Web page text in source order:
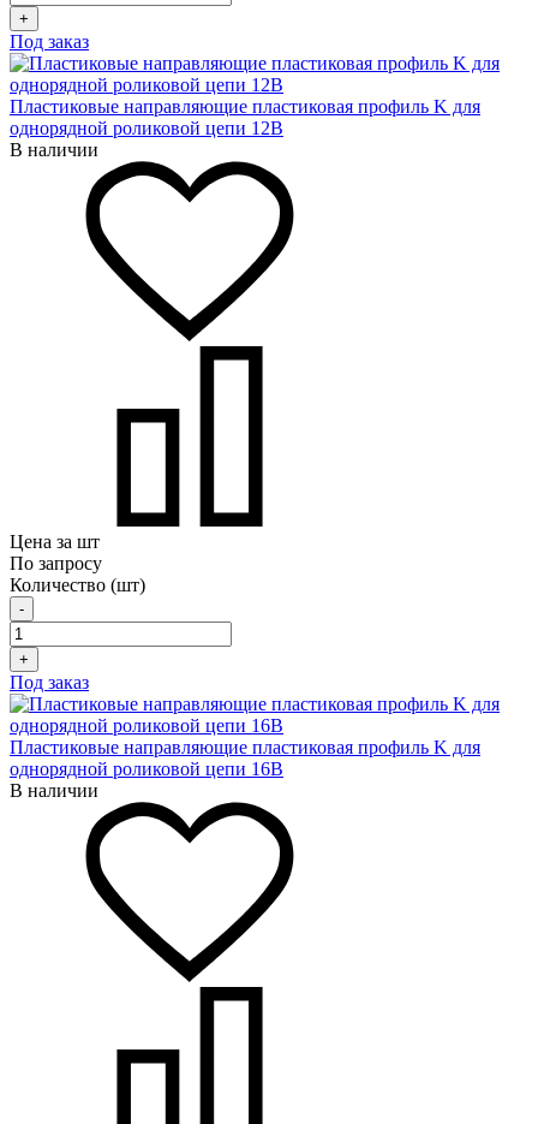
+
Под заказ
Пластиковые направляющие пластиковая профиль K для
однорядной роликовой цепи 12B
В наличии
Цена за шт
По запросу
Количество (шт)
-
+
Под заказ
Пластиковые направляющие пластиковая профиль K для
однорядной роликовой цепи 16B
В наличии